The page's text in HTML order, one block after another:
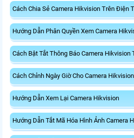
Cách Chia Sẻ Camera Hikvision Trên Điện
Hướng Dẫn Phân Quyền Xem Camera
Cách Bật Tắt Thông Báo Camera Hikvision
Cách Chỉnh Ngày Giờ Cho Camera Hikvision
Hướng Dẫn Xem Lại Camera Hikvision
Hướng Dẫn Tắt Mã Hóa Hình Ảnh Camera